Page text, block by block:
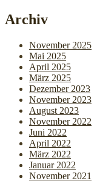
der
Reichspogromnacht“
Archiv
November 2025
Mai 2025
April 2025
März 2025
Dezember 2023
November 2023
August 2023
November 2022
Juni 2022
April 2022
März 2022
Januar 2022
November 2021